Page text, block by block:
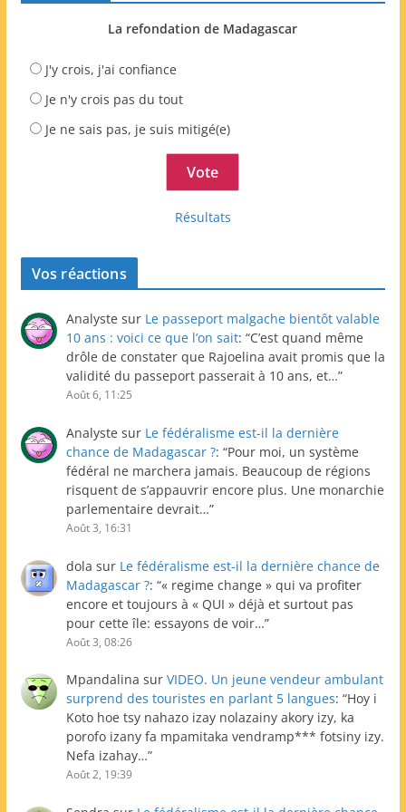
La refondation de Madagascar
J'y crois, j'ai confiance
Je n'y crois pas du tout
Je ne sais pas, je suis mitigé(e)
Résultats
Vos réactions
Analyste sur Le passeport malgache bientôt valable
10 ans : voici ce que l’on sait: “C’est quand même
drôle de constater que Rajoelina avait promis que la
validité du passeport passerait à 10 ans, et…”
Août 6, 11:25
Analyste sur Le fédéralisme est-il la dernière
chance de Madagascar ?: “Pour moi, un système
fédéral ne marchera jamais. Beaucoup de régions
risquent de s’appauvrir encore plus. Une monarchie
parlementaire devrait…”
Août 3, 16:31
dola sur Le fédéralisme est-il la dernière chance de
Madagascar ?: “« regime change » qui va profiter
encore et toujours à « QUI » déjà et surtout pas
pour cette île: essayons de voir…”
Août 3, 08:26
Mpandalina sur VIDEO. Un jeune vendeur ambulant
surprend des touristes en parlant 5 langues: “Hoy i
Koto hoe tsy nahazo izay nolazainy akory izy, ka
porofo izany fa mpamitaka vendramp*** fotsiny izy.
Nefa izahay…”
Août 2, 19:39